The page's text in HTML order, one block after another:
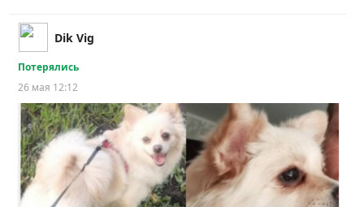
Dik Vig
Потерялись
26 мая 12:12